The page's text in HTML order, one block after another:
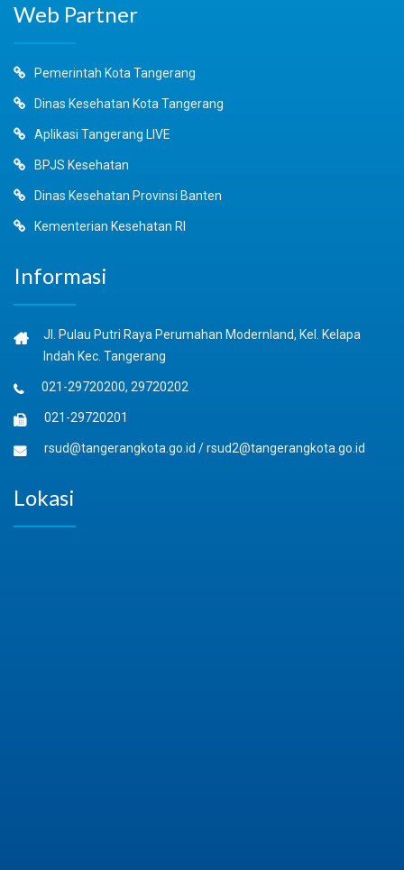
Web Partner
Pemerintah Kota Tangerang
Dinas Kesehatan Kota Tangerang
Aplikasi Tangerang LIVE
BPJS Kesehatan
Dinas Kesehatan Provinsi Banten
Kementerian Kesehatan RI
Informasi
Jl. Pulau Putri Raya Perumahan Modernland, Kel. Kelapa
Indah Kec. Tangerang
021-29720200, 29720202
021-29720201
rsud@tangerangkota.go.id /rsud2@tangerangkota.go.id
Lokasi